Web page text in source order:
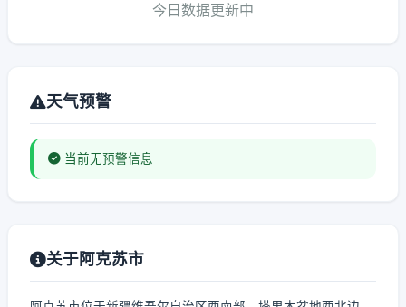
今日数据更新中
天气预警
当前无预警信息
关于阿克苏市